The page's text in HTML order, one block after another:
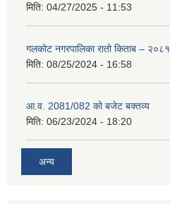
मिति: 04/27/2025 - 11:53
गलकोट नगरपालिका रातो किताब – २०८१
मिति: 08/25/2024 - 16:58
आ.व. 2081/082 को बजेट बक्तव्य
मिति: 06/23/2024 - 18:20
अन्य